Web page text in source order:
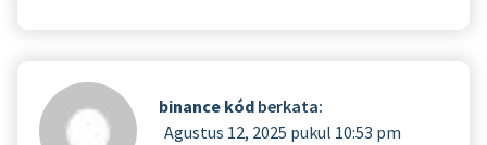
binance kód berkata:
Agustus 12, 2025 pukul 10:53 pm